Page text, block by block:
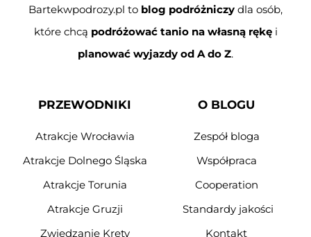
Bartekwpodrozy.pl to blog podróżniczy dla osób,
które chcą podróżować tanio na własną rękęi
planować wyjazdy od A do Z.
PRZEWODNIKI
Atrakcje Wrocławia
Atrakcje Dolnego Śląska
Atrakcje Torunia
Atrakcje Gruzji
Zwiedzanie Krety
O BLOGU
Zespół bloga
Współpraca
Cooperation
Standardy jakości
Kontakt